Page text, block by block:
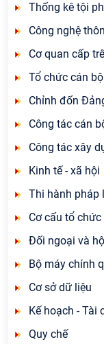
Thống kê tội
Công nghệ
Cơ quan cấp
Tổ chức cán bộ
Chỉnh đốn
Công tác cán
Công tác xây
Kinh tế - xã hội
Thi hành pháp
Cơ cấu tổ chức
Đối ngoại và
Bộ máy chính
Cơ sở dữ liệu
Kế hoạch - Tài
Quy chế